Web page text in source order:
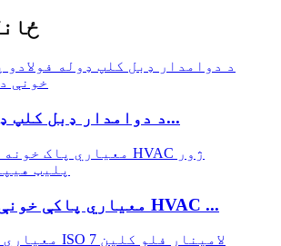
د دوامدار ډبل کلپ ډول سټ...
د CE معیاري پاکې خونې HVAC ...